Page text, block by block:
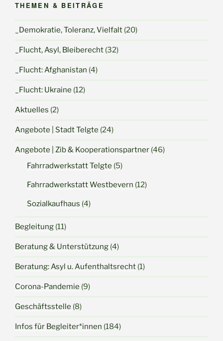
THEMEN & BEITRÄGE
_Demokratie, Toleranz, Vielfalt (20)
_Flucht, Asyl, Bleiberecht (32)
_Flucht: Afghanistan (4)
_Flucht: Ukraine (12)
Aktuelles (2)
Angebote | Stadt Telgte (24)
Angebote | Zib & Kooperationspartner (46)
Fahrradwerkstatt Telgte (5)
Fahrradwerkstatt Westbevern (12)
Sozialkaufhaus (4)
Begleitung (11)
Beratung & Unterstützung (4)
Beratung: Asyl u. Aufenthaltsrecht (1)
Corona-Pandemie (9)
Geschäftsstelle (8)
Infos für Begleiter*innen (184)